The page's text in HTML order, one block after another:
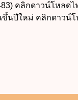
คลิกดาวน์โหลด
ขึ้นปีใหม่ คลิกดาวน์โ